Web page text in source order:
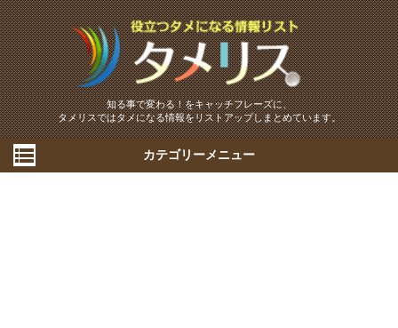
知る事で変わる！をキャッチフレーズに、
タメリスではタメになる情報をリストアップしまとめています。
カテゴリーメニュー